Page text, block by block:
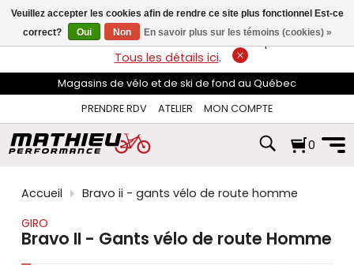
flèches
haut
et
pour
sélectionner
disponible.
Appuyez
pour
résultat
de
LIVRAISON GRATUITEsur les commandes de plus de 74$*.
Tous les détails ici.
Magasins de vélo et de ski de fond au Québec
PRENDRE RDV
ATELIER MON COMPTE
0
Accueil
Bravo ii - gants vélo de route homme
GIRO
Bravo II - Gants vélo de route Homme
Veuillez accepter les cookies afin de rendre ce site plus fonctionnel Est-ce
correct?
Oui Non En savoir plus sur les témoins (cookies) »